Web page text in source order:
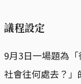
議程設定
9月3日一場題為
社會往何處去？